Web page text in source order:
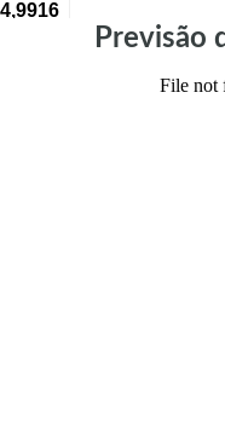
Previsão